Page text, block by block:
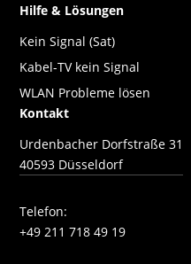
Hilfe & Lösungen
Kein Signal (Sat)
Kabel-TV kein Signal
WLAN Probleme lösen
Kontakt
Urdenbacher Dorfstraße 31
40593 Düsseldorf
Telefon:
+49 211 718 49 19